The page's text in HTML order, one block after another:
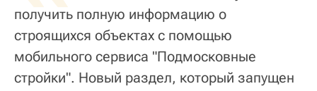
получить полную информацию о
строящихся объектах с помощью
мобильного сервиса "Подмосковные
стройки". Новый раздел, который запущен